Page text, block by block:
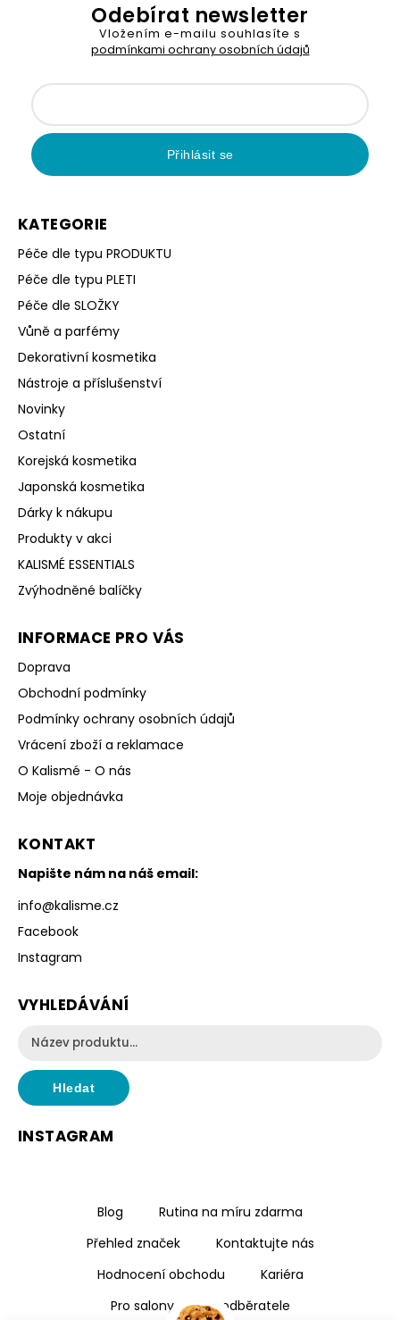
KATEGORIE
Péče dle typu PRODUKTU
Péče dle typu PLETI
Péče dle SLOŽKY
Vůně a parfémy
Dekorativní kosmetika
Nástroje a příslušenství
Novinky
Ostatní
Korejská kosmetika
Japonská kosmetika
Dárky k nákupu
Produkty v akci
KALISMÉ ESSENTIALS
Zvýhodněné balíčky
INFORMACE PRO VÁS
Doprava
Obchodní podmínky
Podmínky ochrany osobních údajů
Vrácení zboží a reklamace
O Kalismé - O nás
Moje objednávka
KONTAKT
Napište nám na náš email:
info@kalisme.cz
Facebook
Instagram
VYHLEDÁVÁNÍ
Hledat
Odebírat newsletter
Vložením e-mailu souhlasíte s
podmínkami ochrany osobních údajů
Přihlásit se
INSTAGRAM
Blog
Rutina na míru zdarma
Přehled značek
Kontaktujte nás
Hodnocení obchodu
Kariéra
Pro salony a velkoodběratele